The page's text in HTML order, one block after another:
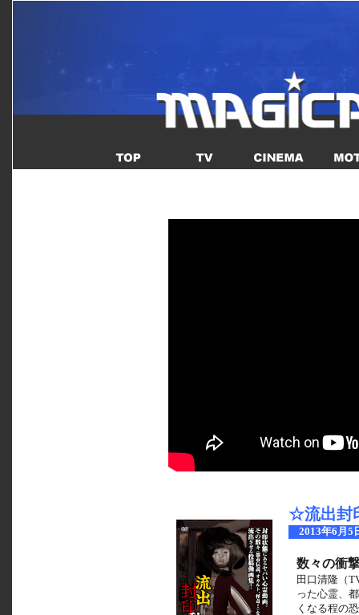
☆流出封
2013年6月5
数々の衝
田口清隆（
った心霊、
くなる程の